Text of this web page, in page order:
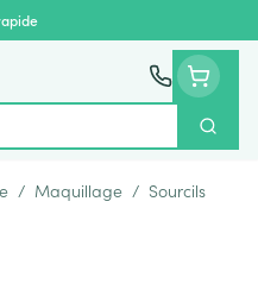
/ Maquillage / Sourcils